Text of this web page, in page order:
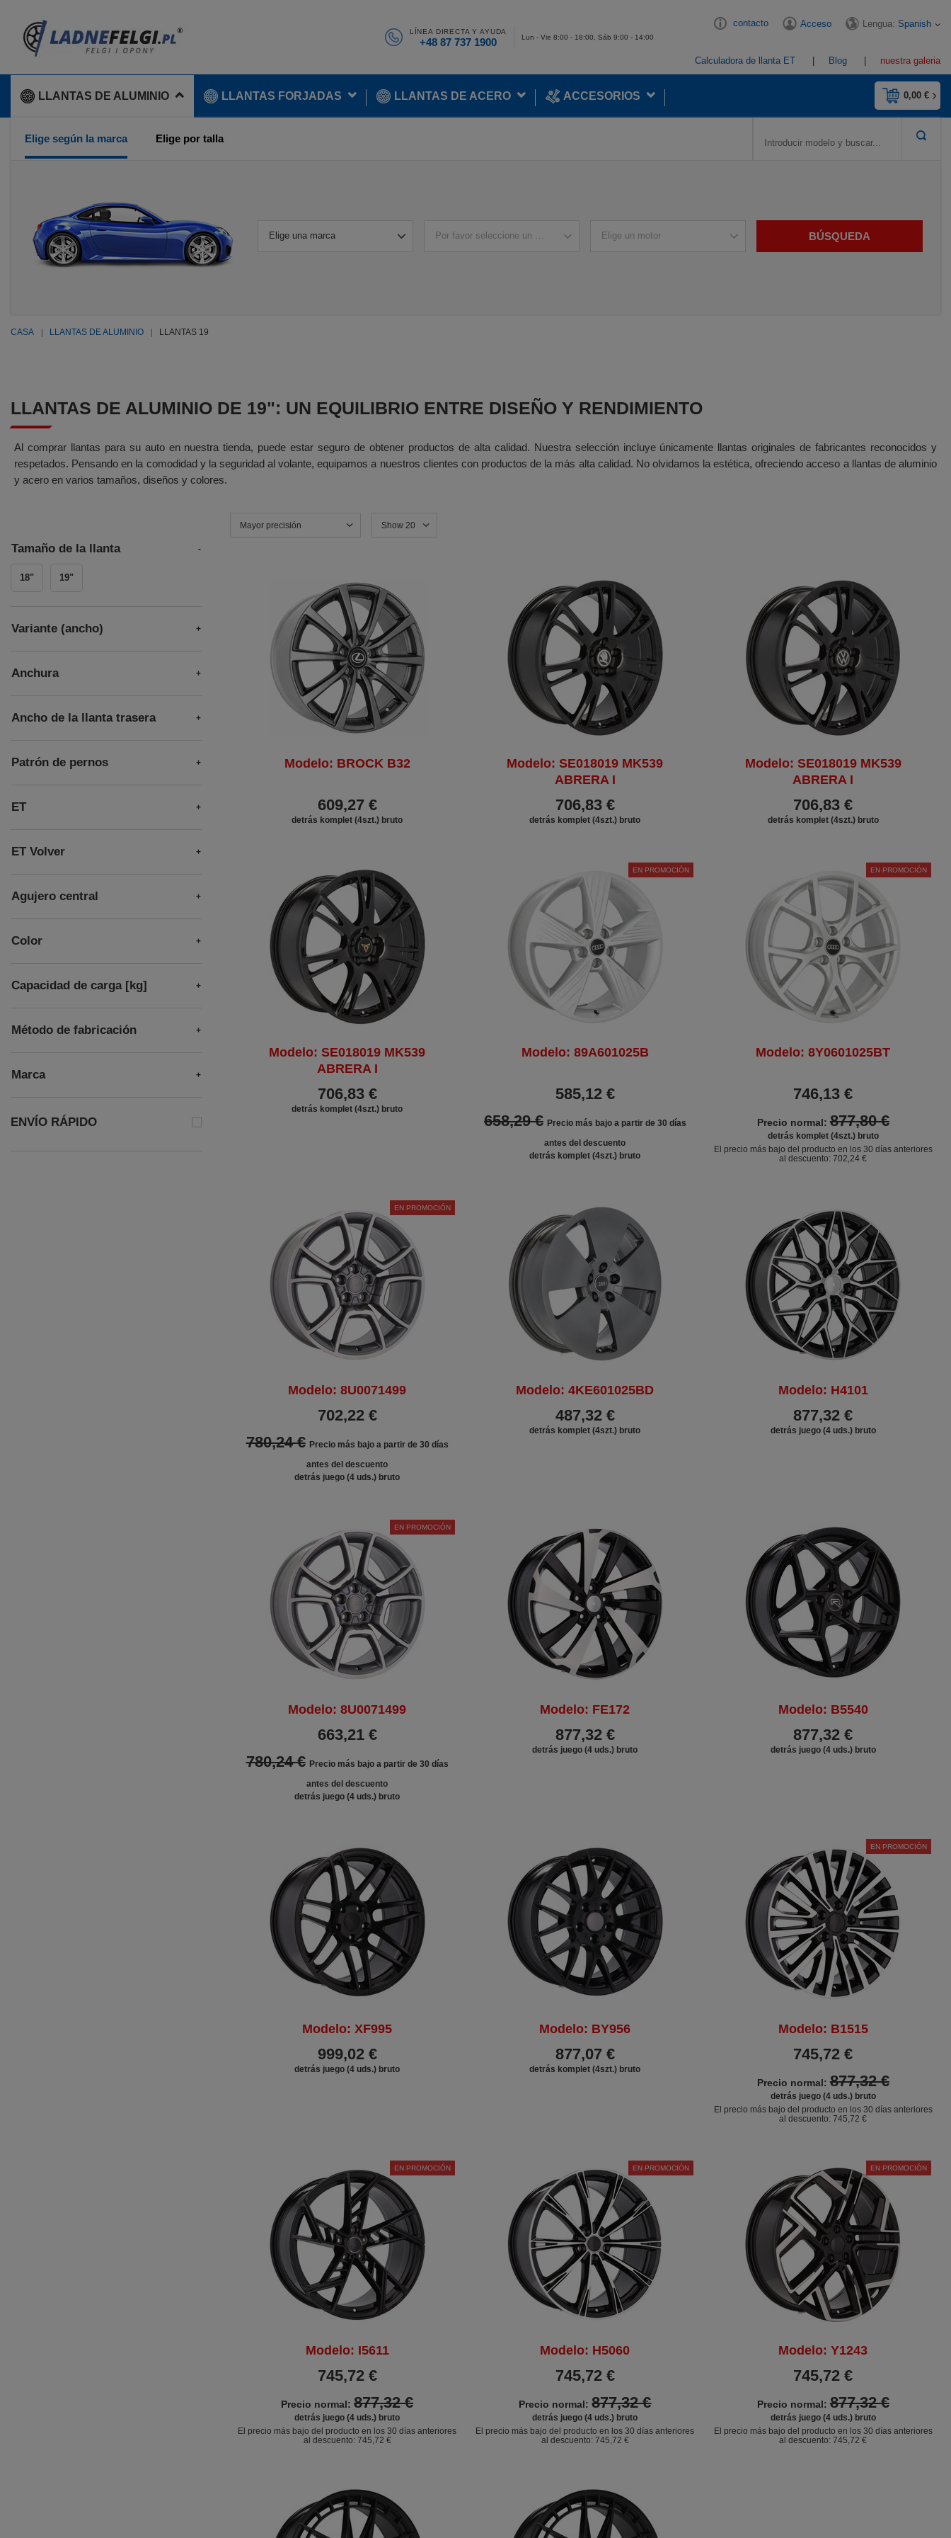
LÍNEA DIRECTA Y AYUDA
+48 87 737 1900 Lun - Vie 8:00 - 18:00, Sáb 9:00 - 14:00
contacto Acceso Lengua: Spanish
Calculadora de llanta ET Blog nuestra galeria
0,00 €
LLANTAS DE ALUMINIO LLANTAS FORJADAS LLANTAS DE ACERO ACCESORIOS
Elige según la marca Elige por talla
Elige una marca Por favor seleccione un modelo Elige un motor BÚSQUEDA
CASA LLANTAS DE ALUMINIO LLANTAS 19
LLANTAS DE ALUMINIO DE 19": UN EQUILIBRIO ENTRE DISEÑO Y RENDIMIENTO
Al comprar llantas para su auto en nuestra tienda, puede estar seguro de obtener productos de alta calidad. Nuestra selección incluye únicamente llantas originales de fabricantes reconocidos y
respetados. Pensando en la comodidad y la seguridad al volante, equipamos a nuestros clientes con productos de la más alta calidad. No olvidamos la estética, ofreciendo acceso a llantas de aluminio
y acero en varios tamaños, diseños y colores.
Tamaño de la llanta
18" 19"
Variante (ancho)
Anchura
Ancho de la llanta trasera
Patrón de pernos
ET
ET Volver
Agujero central
Color
Capacidad de carga [kg]
Método de fabricación
Marca
ENVÍO RÁPIDO
Mayor precisión Show 20
Modelo: BROCK B32
609,27 €
detrás komplet (4szt.) bruto
Modelo: SE018019 MK539
ABRERA I
706,83 €
detrás komplet (4szt.) bruto
Modelo: SE018019 MK539
ABRERA I
706,83 €
detrás komplet (4szt.) bruto
Modelo: SE018019 MK539
ABRERA I
706,83 €
detrás komplet (4szt.) bruto
EN PROMOCIÓN
Modelo: 89A601025B
658,29 € Precio más bajo a partir de 30 días
antes del descuento
585,12 €
detrás komplet (4szt.) bruto
EN PROMOCIÓN
Modelo: 8Y0601025BT
Precio normal: 877,80 €
746,13 €
detrás komplet (4szt.) bruto
El precio más bajo del producto en los 30 días anteriores
al descuento:702,24 €
EN PROMOCIÓN
Modelo: 8U0071499
780,24 € Precio más bajo a partir de 30 días
antes del descuento
702,22 €
detrás juego (4 uds.) bruto
Modelo: 4KE601025BD
487,32 €
detrás komplet (4szt.) bruto
Modelo: H4101
877,32 €
detrás juego (4 uds.) bruto
EN PROMOCIÓN
Modelo: 8U0071499
780,24 € Precio más bajo a partir de 30 días
antes del descuento
663,21 €
detrás juego (4 uds.) bruto
Modelo: FE172
877,32 €
detrás juego (4 uds.) bruto
Modelo: B5540
877,32 €
detrás juego (4 uds.) bruto
Modelo: XF995
999,02 €
detrás juego (4 uds.) bruto
Modelo: BY956
877,07 €
detrás komplet (4szt.) bruto
EN PROMOCIÓN
Modelo: B1515
Precio normal: 877,32 €
745,72 €
detrás juego (4 uds.) bruto
El precio más bajo del producto en los 30 días anteriores
al descuento:745,72 €
EN PROMOCIÓN
Modelo: I5611
Precio normal:877,32 €
745,72 €
detrás juego (4 uds.) bruto
El precio más bajo del producto en los 30 días anteriores
al descuento: 745,72 €
EN PROMOCIÓN
Modelo: H5060
Precio normal:877,32 €
745,72 €
detrás juego (4 uds.) bruto
El precio más bajo del producto en los 30 días anteriores
al descuento: 745,72 €
EN PROMOCIÓN
Modelo: Y1243
Precio normal: 877,32 €
745,72 €
detrás juego (4 uds.) bruto
El precio más bajo del producto en los 30 días anteriores
al descuento:745,72 €